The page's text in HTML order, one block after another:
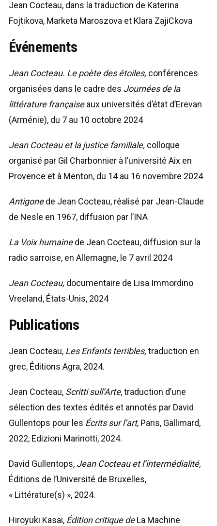
Jean Cocteau, dans la traduction de Katerina
Fojtikova, Marketa Maroszova et Klara ZajiCkova
Événements
Jean Cocteau. Le poète des étoiles, conférences
organisées dans le cadre des Journées de la
littérature françaiseaux universités d’état d’Erevan
(Arménie), du 7 au 10 octobre 2024
Jean Cocteau et la justice familiale, colloque
organisé par Gil Charbonnier à l’université Aix en
Provence et à Menton, du 14 au 16 novembre 2024
Antigonede Jean Cocteau, réalisé par Jean-Claude
de Nesle en 1967, diffusion par l’INA
La Voix humainede Jean Cocteau, diffusion sur la
radio sarroise, en Allemagne, le 7 avril 2024
Jean Cocteau, documentaire de Lisa Immordino
Vreeland, États-Unis, 2024
Publications
Jean Cocteau, Les Enfants terribles, traduction en
grec, Éditions Agra, 2024.
Jean Cocteau, Scritti sull’Arte, traduction d’une
sélection des textes édités et annotés par David
Gullentops pour les Écrits sur l’art, Paris, Gallimard,
2022, Edizioni Marinotti, 2024.
David Gullentops, Jean Cocteau et l’intermédialité,
Éditions de l’Université de Bruxelles,
« Littérature(s) », 2024.
Hiroyuki Kasai, Édition critique deLa Machine